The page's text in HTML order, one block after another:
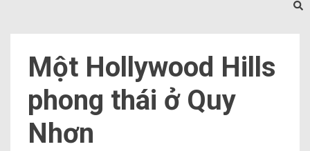
Một Hollywood Hills
phong thái ở Quy
Nhơn